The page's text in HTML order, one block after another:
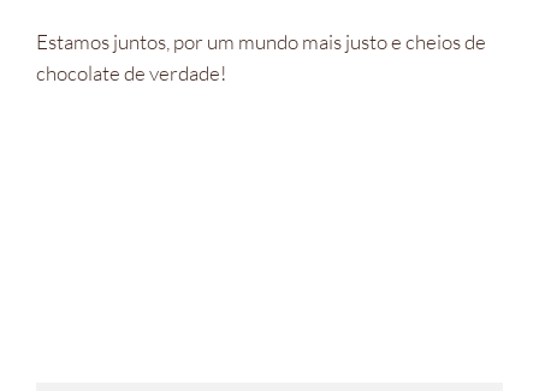
Estamos juntos, por um mundo mais justo e cheios de
chocolate de verdade!